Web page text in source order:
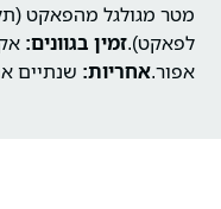
מטר מגולגל מהפאקט
לפאקט).זמין בגוונים:
אפור.אחריות:שנתיים